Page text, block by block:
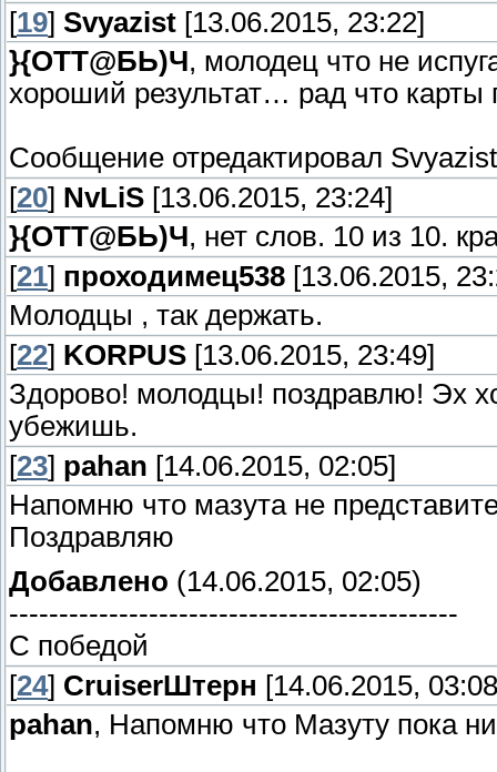
[19] Svyazist [13.06.2015, 23:22]
}{ОТТ@БЬ)Ч, молодец что не
хороший результат… рад что карты
Сообщение отредактировал Svyazist
[20] NvLiS [13.06.2015, 23:24]
}{ОТТ@БЬ)Ч, нет слов. 10 из 10.
[21] проходимец538 [13.06.2015,
Молодцы , так держать.
[22] KORPUS [13.06.2015, 23:49]
Здорово! молодцы! поздравлю! Эх
убежишь.
[23] pahan [14.06.2015, 02:05]
Напомню что мазута не
Поздравляю
Добавлено (14.06.2015, 02:05)
---------------------------------------------
С победой
[24] СruiserШтерн [14.06.2015,
pahan, Напомню что Мазуту пока